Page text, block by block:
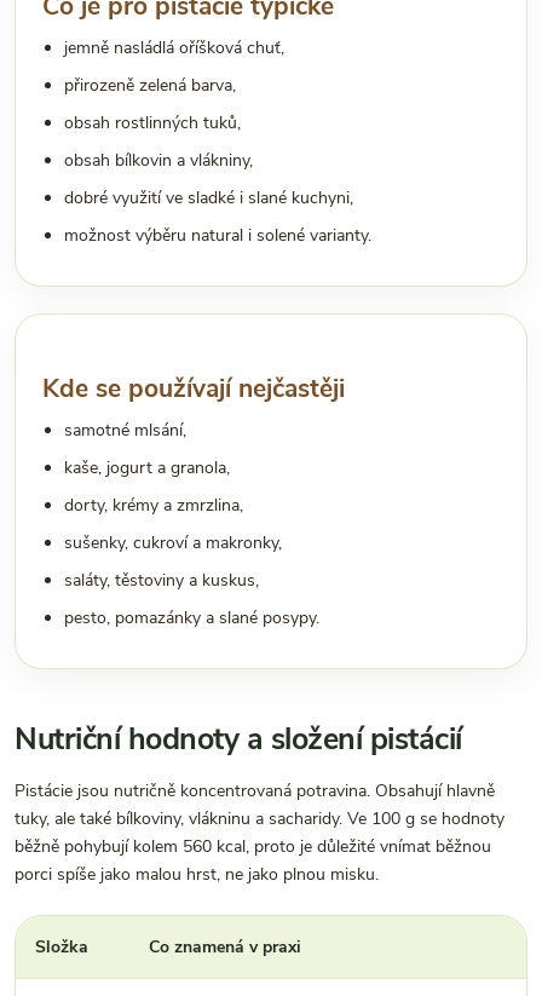
jemně nasládlá oříšková chuť,
přirozeně zelená barva,
obsah rostlinných tuků,
obsah bílkovin a vlákniny,
dobré využití ve sladké i slané kuchyni,
možnost výběru natural i solené varianty.
Kde se používají nejčastěji
samotné mlsání,
kaše, jogurt a granola,
dorty, krémy a zmrzlina,
sušenky, cukroví a makronky,
saláty, těstoviny a kuskus,
pesto, pomazánky a slané posypy.
Nutriční hodnoty a složení pistácií
Pistácie jsou nutričně koncentrovaná potravina. Obsahují hlavně
tuky, ale také bílkoviny, vlákninu a sacharidy. Ve 100 g se hodnoty
běžně pohybují kolem 560 kcal, proto je důležité vnímat běžnou
porci spíše jako malou hrst, ne jako plnou misku.
Složka Co znamená v praxi